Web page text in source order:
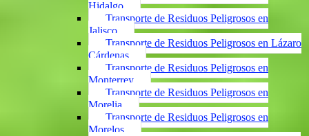
Hidalgo
Transporte de Residuos Peligrosos en
Jalisco
Transporte de Residuos Peligrosos en Lázaro
Cárdenas
Transporte de Residuos Peligrosos en
Monterrey
Transporte de Residuos Peligrosos en
Morelia
Transporte de Residuos Peligrosos en
Morelos